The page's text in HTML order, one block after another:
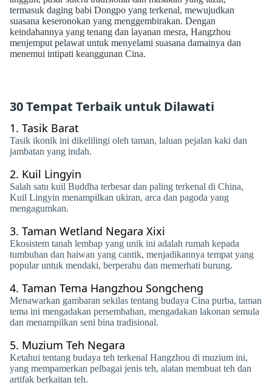
termasuk daging babi Dongpo yang terkenal, mewujudkan
suasana keseronokan yang menggembirakan. Dengan
keindahannya yang tenang dan layanan mesra, Hangzhou
menjemput pelawat untuk menyelami suasana damainya dan
menemui intipati keanggunan Cina.
30 Tempat Terbaik untuk Dilawati
1. Tasik Barat
Tasik ikonik ini dikelilingi oleh taman, laluan pejalan kaki dan
jambatan yang indah.
2. Kuil Lingyin
Salah satu kuil Buddha terbesar dan paling terkenal di China,
Kuil Lingyin menampilkan ukiran, arca dan pagoda yang
mengagumkan.
3. Taman Wetland Negara Xixi
Ekosistem tanah lembap yang unik ini adalah rumah kepada
tumbuhan dan haiwan yang cantik, menjadikannya tempat yang
popular untuk mendaki, berperahu dan memerhati burung.
4. Taman Tema Hangzhou Songcheng
Menawarkan gambaran sekilas tentang budaya Cina purba, taman
tema ini mengadakan persembahan, mengadakan lakonan semula
dan menampilkan seni bina tradisional.
5. Muzium Teh Negara
Ketahui tentang budaya teh terkenal Hangzhou di muzium ini,
yang mempamerkan pelbagai jenis teh, alatan membuat teh dan
artifak berkaitan teh.